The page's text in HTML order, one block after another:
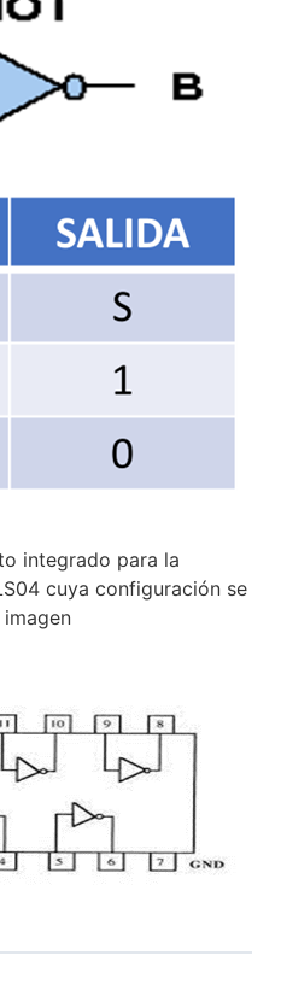
integrado para la
cuya configuración se